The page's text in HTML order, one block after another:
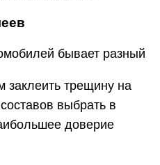
бывает разный
заклеить трещину на
выбрать в
доверие